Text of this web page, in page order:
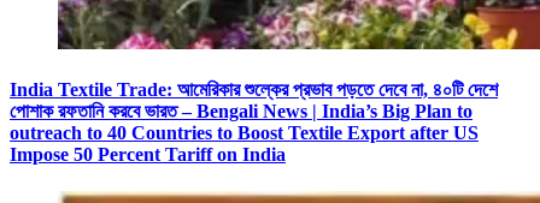
India Textile Trade: আমেরিকার শুল্কের প্রভাব পড়তে দেবে না, ৪০টি দেশে
পোশাক রফতানি করবে ভারত – Bengali News | India’s Big Plan to
outreach to 40 Countries to Boost Textile Export after US
Impose 50 Percent Tariff on India